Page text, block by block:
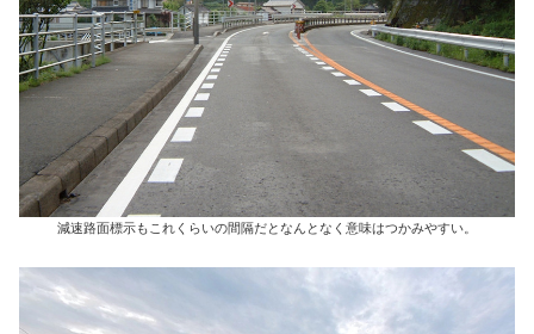
減速路面標示もこれくらいの間隔だとなんとなく意味はつかみやすい。